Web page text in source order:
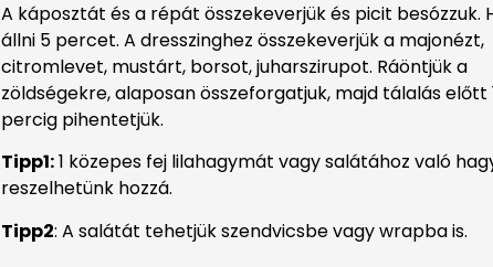
A káposztát és a répát összekeverjük és picit besózzuk.
állni 5 percet. A dresszinghez összekeverjük a majonézt,
citromlevet, mustárt, borsot, juharszirupot. Ráöntjük a
zöldségekre, alaposan összeforgatjuk, majd tálalás előtt
percig pihentetjük.
Tipp1:1 közepes fej lilahagymát vagy salátához való
reszelhetünk hozzá.
Tipp2: A salátát tehetjük szendvicsbe vagy wrapba is.